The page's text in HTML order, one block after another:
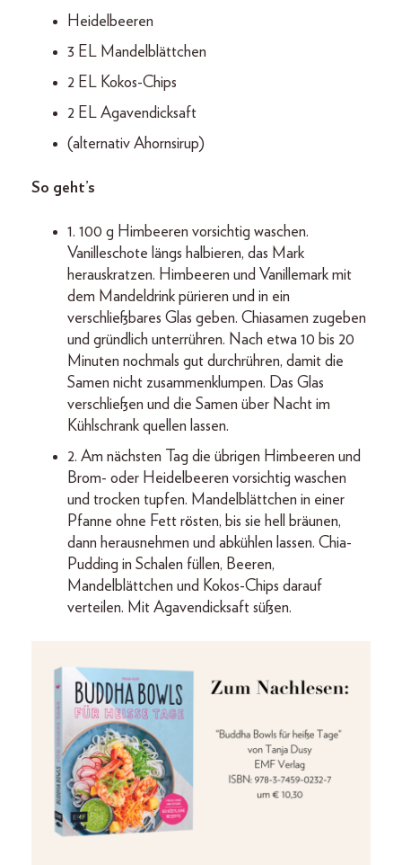
Heidelbeeren
3 EL Mandelblättchen
2 EL Kokos-Chips
2 EL Agavendicksaft
(alternativ Ahornsirup)
So geht’s
1. 100 g Himbeeren vorsichtig waschen.
Vanilleschote längs halbieren, das Mark
herauskratzen. Himbeeren und Vanillemark mit
dem Mandeldrink pürieren und in ein
verschließbares Glas geben. Chiasamen zugeben
und gründlich unterrühren. Nach etwa 10 bis 20
Minuten nochmals gut durchrühren, damit die
Samen nicht zusammenklumpen. Das Glas
verschließen und die Samen über Nacht im
Kühlschrank quellen lassen.
2. Am nächsten Tag die übrigen Himbeeren und
Brom- oder Heidelbeeren vorsichtig waschen
und trocken tupfen. Mandelblättchen in einer
Pfanne ohne Fett rösten, bis sie hell bräunen,
dann herausnehmen und abkühlen lassen. Chia-
Pudding in Schalen füllen, Beeren,
Mandelblättchen und Kokos-Chips darauf
verteilen. Mit Agavendicksaft süßen.